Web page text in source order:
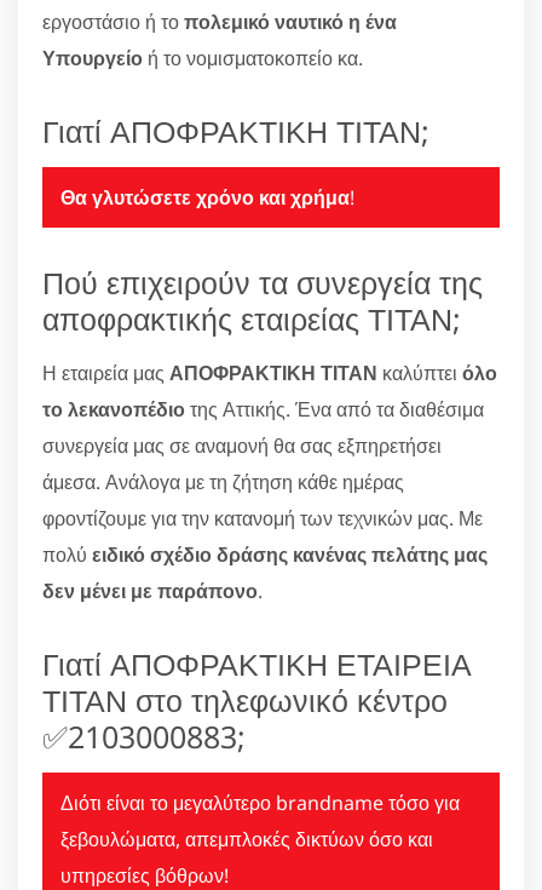
εργοστάσιο ή τοπολεμικό ναυτικό η ένα
Υπουργείο ή το νομισματοκοπείο κα.
Γιατί ΑΠΟΦΡΑΚΤΙΚΗ ΤΙΤΑΝ;
Θα γλυτώσετε χρόνο και χρήμα!
Πού επιχειρούν τα συνεργεία της
αποφρακτικής εταιρείας ΤΙΤΑΝ;
Η εταιρεία μας ΑΠΟΦΡΑΚΤΙΚΗ ΤΙΤΑΝ καλύπτει όλο
το λεκανοπέδιοτης Αττικής. Ένα από τα διαθέσιμα
συνεργεία μας σε αναμονή θα σας εξπηρετήσει
άμεσα. Ανάλογα με τη ζήτηση κάθε ημέρας
φροντίζουμε για την κατανομή των τεχνικών μας. Με
πολύ ειδικό σχέδιο δράσης κανένας πελάτης μας
δεν μένει με παράπονο.
Γιατί ΑΠΟΦΡΑΚΤΙΚΗ ΕΤΑΙΡΕΙΑ
ΤΙΤΑΝ στο τηλεφωνικό κέντρο
✅2103000883;
Διότι είναι το μεγαλύτερο brandname τόσο για
ξεβουλώματα, απεμπλοκές δικτύων όσο και
υπηρεσίες βόθρων!